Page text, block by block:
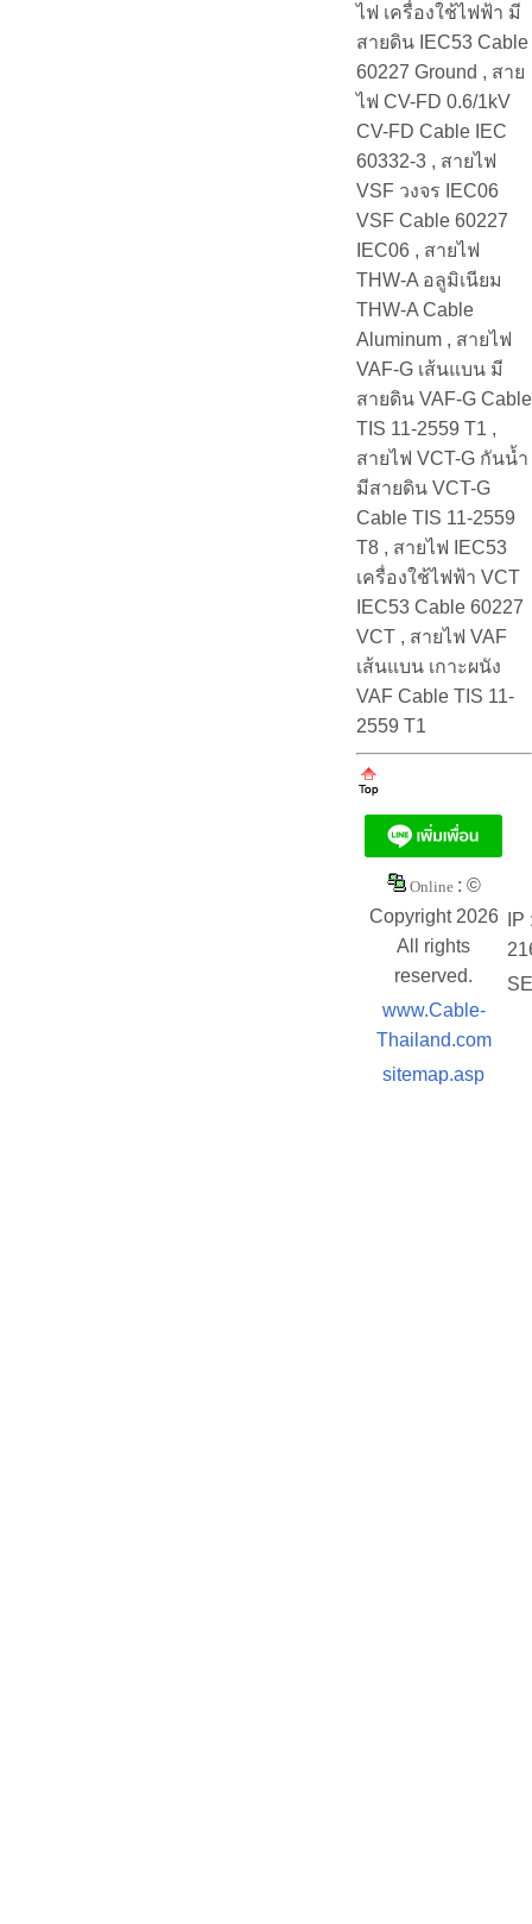
ไฟ เครื่องใช้ไฟฟ้า มี
สายดิน IEC53 Cable
60227 Ground , สาย
ไฟ CV-FD 0.6/1kV
CV-FD Cable IEC
60332-3 , สายไฟ
VSF วงจร IEC06
VSF Cable 60227
IEC06 , สายไฟ
THW-A อลูมิเนียม
THW-A Cable
Aluminum , สายไฟ
VAF-G เส้นแบน มี
สายดิน VAF-G Cable
TIS 11-2559 T1 ,
สายไฟ VCT-G กันน้ำ
มีสายดิน VCT-G
Cable TIS 11-2559
T8 , สายไฟ IEC53
เครื่องใช้ไฟฟ้า VCT
IEC53 Cable 60227
VCT , สายไฟ VAF
เส้นแบน เกาะผนัง
VAF Cable TIS 11-
2559 T1
Online : ©
Copyright 2026
All rights
reserved.
www.Cable-
Thailand.com
sitemap.asp
IP